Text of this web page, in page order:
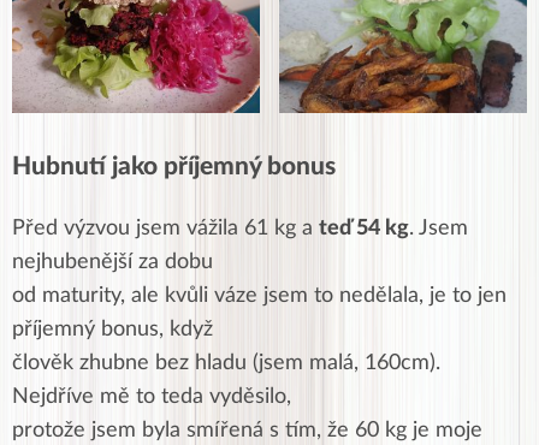
Hubnutí jako příjemný bonus
Před výzvou jsem vážila 61 kg a teď 54 kg. Jsem
nejhubenější za dobu
od maturity, ale kvůli váze jsem to nedělala, je to jen
příjemný bonus, když
člověk zhubne bez hladu (jsem malá, 160cm).
Nejdříve mě to teda vyděsilo,
protože jsem byla smířená s tím, že 60 kg je moje